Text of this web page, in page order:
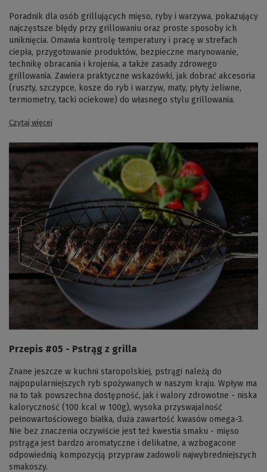
Poradnik dla osób grillujących mięso, ryby i warzywa, pokazujący
najczęstsze błędy przy grillowaniu oraz proste sposoby ich
uniknięcia. Omawia kontrolę temperatury i pracę w strefach
ciepła, przygotowanie produktów, bezpieczne marynowanie,
technikę obracania i krojenia, a także zasady zdrowego
grillowania. Zawiera praktyczne wskazówki, jak dobrać akcesoria
(ruszty, szczypce, kosze do ryb i warzyw, maty, płyty żeliwne,
termometry, tacki ociekowe) do własnego stylu grillowania.
Czytaj więcej
Przepis #05 - Pstrąg z grilla
Znane jeszcze w kuchni staropolskiej, pstrągi należą do
najpopularniejszych ryb spożywanych w naszym kraju. Wpływ ma
na to tak powszechna dostępność, jak i walory zdrowotne - niska
kaloryczność (100 kcal w 100g), wysoka przyswajalność
pełnowartościowego białka, duża zawartość kwasów omega-3.
Nie bez znaczenia oczywiście jest też kwestia smaku - mięso
pstrąga jest bardzo aromatyczne i delikatne, a wzbogacone
odpowiednią kompozycją przypraw zadowoli najwybredniejszych
smakoszy.